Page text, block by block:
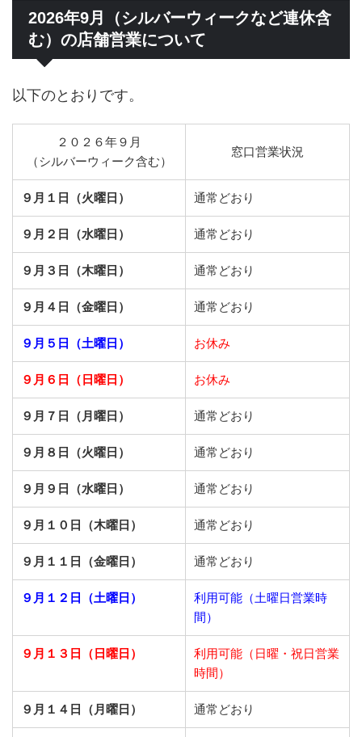
2026年9月（シルバーウィークなど連休含
む）の店舗営業について
以下のとおりです。
２０２６年９月
（シルバーウィーク含む）
窓口営業状況
９月１日（火曜日） 通常どおり
９月２日（水曜日） 通常どおり
９月３日（木曜日） 通常どおり
９月４日（金曜日） 通常どおり
９月５日（土曜日） お休み
９月６日（日曜日） お休み
９月７日（月曜日） 通常どおり
９月８日（火曜日） 通常どおり
９月９日（水曜日） 通常どおり
９月１０日（木曜日） 通常どおり
９月１１日（金曜日） 通常どおり
９月１２日（土曜日）
利用可能（土曜日営業時
間）
９月１３日（日曜日）
利用可能（日曜・祝日営業
時間）
９月１４日（月曜日） 通常どおり